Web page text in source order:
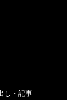
し・記事